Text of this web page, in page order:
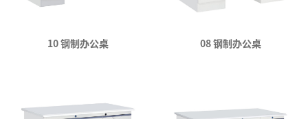
10 钢制办公桌 08 钢制办公桌